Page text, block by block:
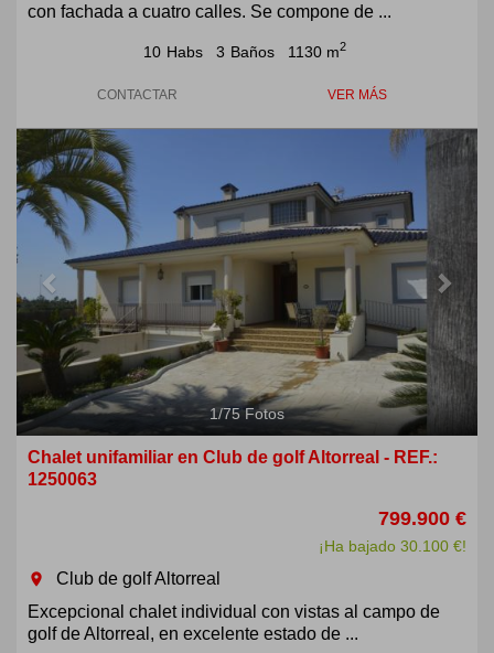
con fachada a cuatro calles. Se compone de ...
10 Habs 3 Baños 1130 m2
CONTACTAR VER MÁS
Previous Next
1/75 Fotos
Chalet unifamiliar en Club de golf Altorreal - REF.:
1250063
799.900 €
¡Ha bajado 30.100 €!
room
Club de golf Altorreal
Excepcional chalet individual con vistas al campo de
golf de Altorreal, en excelente estado de ...